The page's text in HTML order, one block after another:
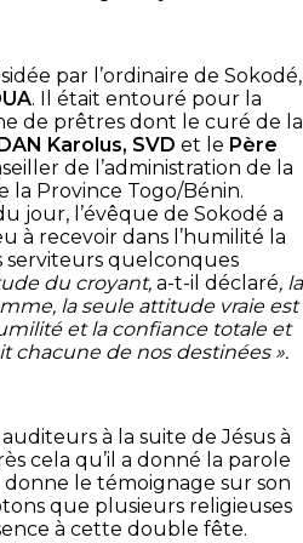
par l’ordinaire de Sokodé,
. Il était entouré pour la
de prêtres dont le curé de la
Karolus, SVD et le Père
de l’administration de la
la Province Togo/Bénin.
jour, l’évêque de Sokodé a
à recevoir dans l’humilité la
serviteurs quelconques
du croyant, a-t-il déclaré, la
la seule attitude vraie est
et la confiance totale et
chacune de nos destinées ».
à la suite de Jésus à
cela qu’il a donné la parole
donne le témoignage sur son
que plusieurs religieuses
à cette double fête.